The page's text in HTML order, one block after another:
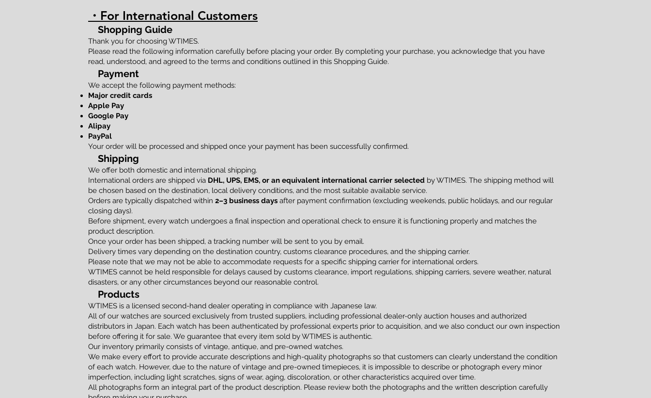
・For International Customers
Shopping Guide
Thank you for choosing WTIMES.
Please read the following information carefully before placing your order. By completing your purchase, you acknowledge that you have
read, understood, and agreed to the terms and conditions outlined in this Shopping Guide.
Payment
We accept the following payment methods:
Major credit cards
Apple Pay
Google Pay
Alipay
PayPal
Your order will be processed and shipped once your payment has been successfully confirmed.
Shipping
We offer both domestic and international shipping.
International orders are shipped via DHL, UPS, EMS, or an equivalent international carrier selected by WTIMES. The shipping method will
be chosen based on the destination, local delivery conditions, and the most suitable available service.
Orders are typically dispatched within 2–3 business days after payment confirmation (excluding weekends, public holidays, and our regular
closing days).
Before shipment, every watch undergoes a final inspection and operational check to ensure it is functioning properly and matches the
product description.
Once your order has been shipped, a tracking number will be sent to you by email.
Delivery times vary depending on the destination country, customs clearance procedures, and the shipping carrier.
Please note that we may not be able to accommodate requests for a specific shipping carrier for international orders.
WTIMES cannot be held responsible for delays caused by customs clearance, import regulations, shipping carriers, severe weather, natural
disasters, or any other circumstances beyond our reasonable control.
Products
WTIMES is a licensed second-hand dealer operating in compliance with Japanese law.
All of our watches are sourced exclusively from trusted suppliers, including professional dealer-only auction houses and authorized
distributors in Japan. Each watch has been authenticated by professional experts prior to acquisition, and we also conduct our own inspection
before offering it for sale. We guarantee that every item sold by WTIMES is authentic.
Our inventory primarily consists of vintage, antique, and pre-owned watches.
We make every effort to provide accurate descriptions and high-quality photographs so that customers can clearly understand the condition
of each watch. However, due to the nature of vintage and pre-owned timepieces, it is impossible to describe or photograph every minor
imperfection, including light scratches, signs of wear, aging, discoloration, or other characteristics acquired over time.
All photographs form an integral part of the product description. Please review both the photographs and the written description carefully